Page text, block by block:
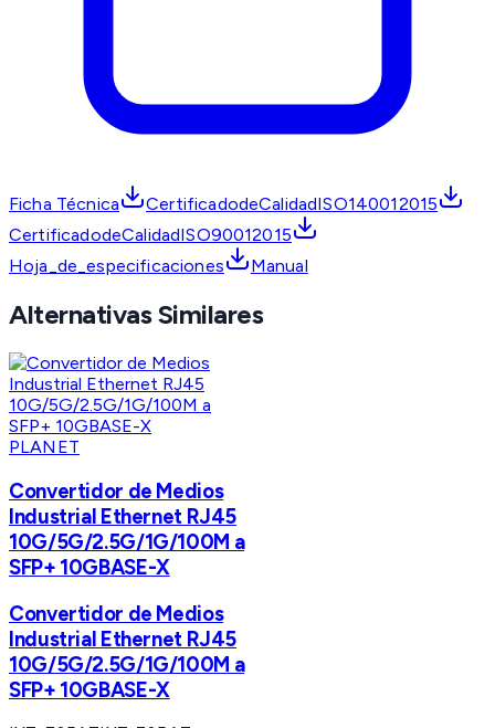
Ficha Técnica
CertificadodeCalidadISO140012015
CertificadodeCalidadISO90012015
Hoja_de_especificaciones
Manual
Alternativas Similares
PLANET
Convertidor de Medios
Industrial Ethernet RJ45
10G/5G/2.5G/1G/100M a
SFP+ 10GBASE-X
Convertidor de Medios
Industrial Ethernet RJ45
10G/5G/2.5G/1G/100M a
SFP+ 10GBASE-X